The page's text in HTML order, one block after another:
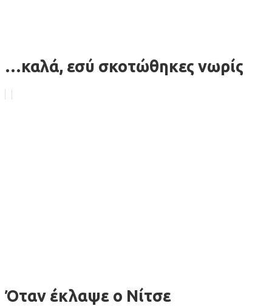
…καλά, εσύ σκοτώθηκες νωρίς
Όταν έκλαψε ο Νίτσε